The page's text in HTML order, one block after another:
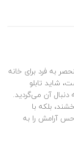
به فرد برای خانه
شاید تابلو
آن می‌گردید.
بلکه با
حس آرامش را به